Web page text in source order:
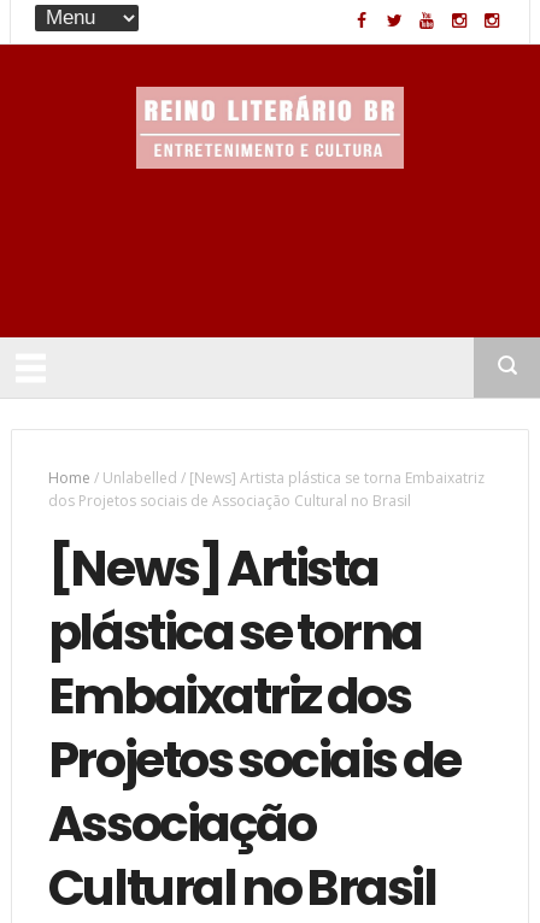
Home /Unlabelled / [News] Artista plástica se torna Embaixatriz
dos Projetos sociais de Associação Cultural no Brasil
[News] Artista
plástica se torna
Embaixatriz dos
Projetos sociais de
Associação
Cultural no Brasil